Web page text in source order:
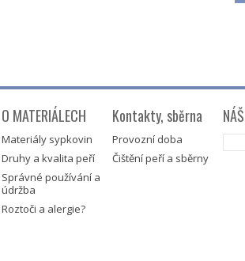
O MATERIÁLECH
Materiály sypkovin
Druhy a kvalita peří
Správné používání a
údržba
Roztoči a alergie?
Kontakty, sběrna
Provozní doba
Čištění peří a sběrny